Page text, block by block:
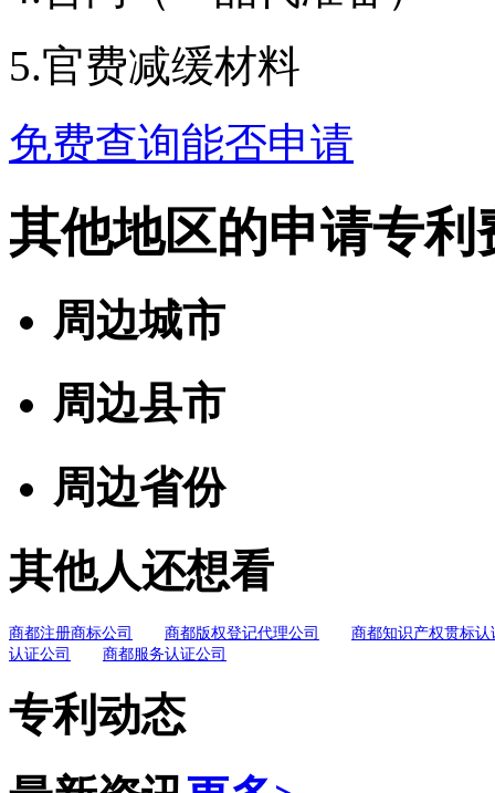
5.官费减缓材料
免费查询能否申请
其他地区的申请专利
周边城市
周边县市
周边省份
其他人还想看
商都注册商标公司 商都版权登记代理公司
商都知识产权贯标认
认证公司
商都服务认证公司
专利动态